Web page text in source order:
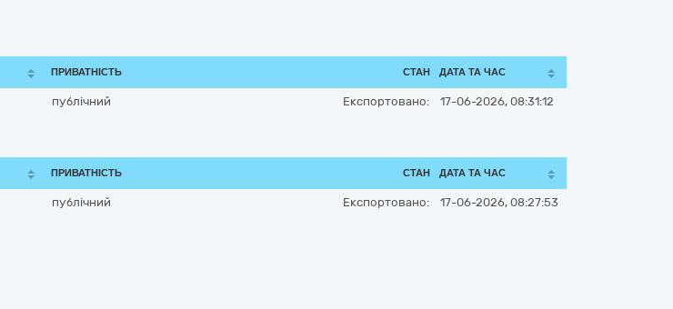
ПРИВАТНІСТЬ СТАН ДАТА ТА ЧАС
публічний Експортовано: 17-06-2026, 08:31:12
ПРИВАТНІСТЬ СТАН ДАТА ТА ЧАС
публічний Експортовано: 17-06-2026, 08:27:53